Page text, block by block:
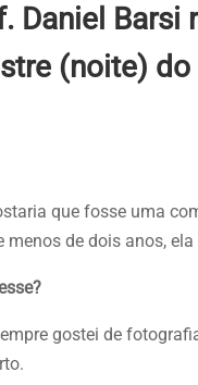
Daniel Barsi
(noite)
que fosse uma
de dois anos,
gostei de